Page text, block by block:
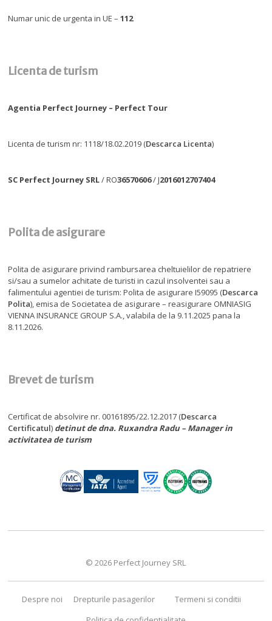
Numar unic de urgenta in UE –112
Licenta de turism
Agentia Perfect Journey – Perfect Tour
Licenta de turism nr: 1118/18.02.2019 (Descarca Licenta)
SC Perfect Journey SRL/ RO36570606/ J2016012707404
Polita de asigurare
Polita de asigurare privind rambursarea cheltuielilor de repatriere
si/sau a sumelor achitate de turisti in cazul insolventei sau a
falimentului agentiei de turism: Polita de asigurare I59095 (Descarca
Polita), emisa de Societatea de asigurare – reasigurare OMNIASIG
VIENNA INSURANCE GROUP S.A., valabila de la 9.11.2025 pana la
8.11.2026.
Brevet de turism
Certificat de absolvire nr. 00161895/22.12.2017 (Descarca
Certificatul) detinut de dna. Ruxandra Radu – Manager in
activitatea de turism
© 2026 Perfect Journey SRL
Despre noi Drepturile pasagerilor
Termeni si conditii